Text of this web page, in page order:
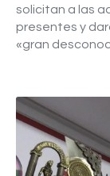
solicitan a las
presentes y
«gran